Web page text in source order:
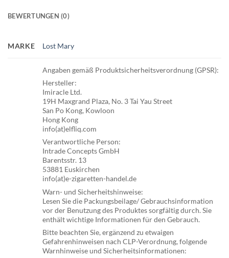
BEWERTUNGEN (0)
MARKE Lost Mary
Angaben gemäß Produktsicherheitsverordnung (GPSR):
Hersteller:
Imiracle Ltd.
19H Maxgrand Plaza, No. 3 Tai Yau Street
San Po Kong, Kowloon
Hong Kong
info(at)elfliq.com
Verantwortliche Person:
Intrade Concepts GmbH
Barentsstr. 13
53881 Euskirchen
info(at)e-zigaretten-handel.de
Warn- und Sicherheitshinweise:
Lesen Sie die Packungsbeilage/ Gebrauchsinformation
vor der Benutzung des Produktes sorgfältig durch. Sie
enthält wichtige Informationen für den Gebrauch.
Bitte beachten Sie, ergänzend zu etwaigen
Gefahrenhinweisen nach CLP-Verordnung, folgende
Warnhinweise und Sicherheitsinformationen: